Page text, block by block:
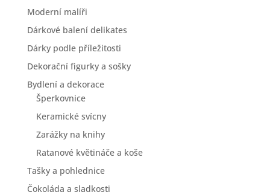
Moderní malíři
Dárkové balení delikates
Dárky podle příležitosti
Dekorační figurky a sošky
Bydlení a dekorace
Šperkovnice
Keramické svícny
Zarážky na knihy
Ratanové květináče a koše
Tašky a pohlednice
Čokoláda a sladkosti